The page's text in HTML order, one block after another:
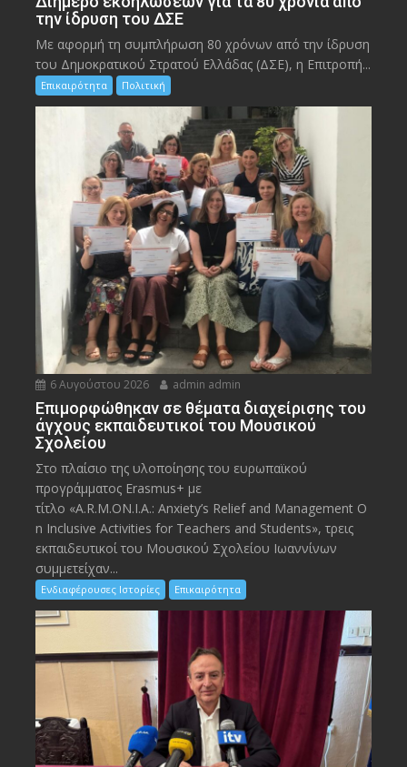
την ίδρυση του ΔΣΕ
Με αφορμή τη συμπλήρωση 80 χρόνων από την ίδρυση
του Δημοκρατικού Στρατού Ελλάδας (ΔΣΕ), η Επιτροπή...
Επικαιρότητα Πολιτική
6 Αυγούστου 2026 admin admin
Eπιμορφώθηκαν σε θέματα διαχείρισης του
άγχους εκπαιδευτικοί του Μουσικού
Σχολείου
Στο πλαίσιο της υλοποίησης του ευρωπαϊκού
προγράμματος Erasmus+ με
τίτλο «A.R.M.ON.I.A.: Anxiety’s Relief and Management O
n Inclusive Activities for Teachers and Students», τρεις
εκπαιδευτικοί του Μουσικού Σχολείου Ιωαννίνων
συμμετείχαν...
Ενδιαφέρουσες Ιστορίες Επικαιρότητα